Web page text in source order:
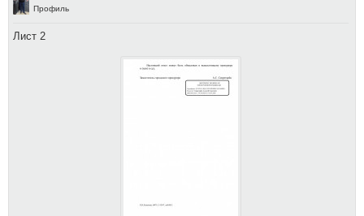
Профиль
Лист 2